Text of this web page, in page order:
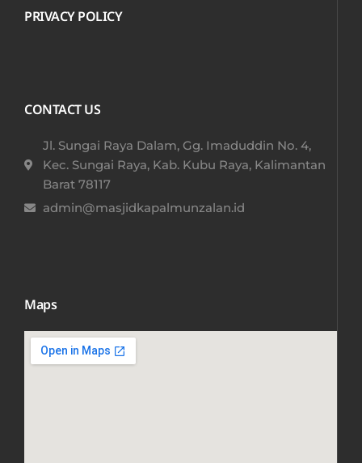
PRIVACY POLICY
CONTACT US
Jl. Sungai Raya Dalam, Gg. Imaduddin No. 4,
Kec. Sungai Raya, Kab. Kubu Raya, Kalimantan
Barat 78117​
admin@masjidkapalmunzalan.id
Maps